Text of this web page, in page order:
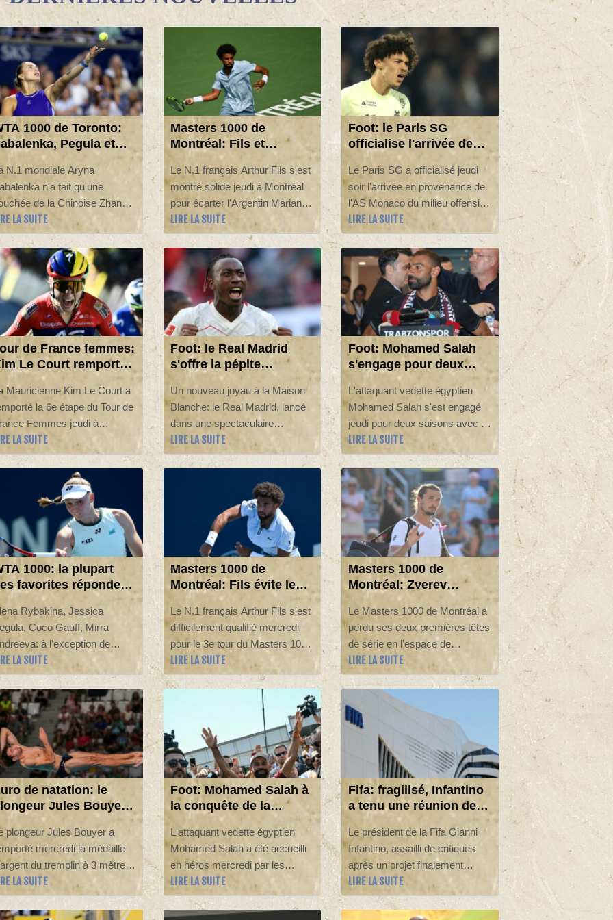
1000 de Toronto:
Pegula et
en contrôle
les 8es de finale
N.1 mondiale Aryna
n'a fait qu'une
de la Chinoise Zhang
(62e) 6-3, 6-4 pour se
en huitièmes de finale du
1000 de Toronto, un stade
Jessica Pegula (3e) et Iga
(8e) ont elles aussi
sans trop transpirer.
LA SUITE
Masters 1000 de
Montréal: Fils et
Rinderknech passent en
8es de finale
Le N.1 français Arthur Fils s'est
montré solide jeudi à Montréal
pour écarter l'Argentin Mariano
Navone et rejoindre les
huitièmes de finale du Masters
1000 du Canada, tout comme
Arthur Rinderknech qui a profité
de l'abandon de l'Américain
Frances Tiafoe.
LIRE LA SUITE
Foot: le Paris SG
officialise l'arrivée de
Maghnès Akliouche en
provenance de Monaco
Le Paris SG a officialisé jeudi
soir l'arrivée en provenance de
l'AS Monaco du milieu offensif
français Maghnès Akliouche,
qui s'engage avec le club de la
capitale jusqu'en 2031.
LIRE LA SUITE
de France femmes:
Le Court remporte
6e étape, Marlen
reste maillot
Mauricienne Kim Le Court a
la 6e étape du Tour de
Femmes jeudi à
sur-Rhône (Ardèche)
la Suissesse Marlen
a conservé le maillot
à la veille de l'étape reine
vendredi au sommet du
Ventoux.
LA SUITE
Foot: le Real Madrid
s'offre la pépite
ivoirienne Yan
Diomandé
Un nouveau joyau à la Maison
Blanche: le Real Madrid, lancé
dans une spectaculaire
reconstruction, a officialisé jeudi
l'arrivée de l'ailier ivoirien Yan
montant estimé à 140 millions
d'euros bonus compris, ce qui
en ferait la recrue la plus chère
de l'histoire du club.
LIRE LA SUITE
Foot: Mohamed Salah
s'engage pour deux
saisons avec
Trabzonspor
L'attaquant vedette égyptien
Mohamed Salah s'est engagé
jeudi pour deux saisons avec le
club turc de Trabzonspor, après
neuf saisons et autant de
trophées en Angleterre à
Liverpool.
LIRE LA SUITE
1000: la plupart
favorites répondent
au 2e tour
Rybakina, Jessica
Coco Gauff, Mirra
à l'exception de
Noskova, les favorites se
qualifiées mercredi plus ou
facilement pour les
de finale du WTA
de Toronto.
LA SUITE
Masters 1000 de
Montréal: Fils évite le
piège Svajda, Monfils
fait ses adieux
Le N.1 français Arthur Fils s'est
difficilement qualifié mercredi
pour le 3e tour du Masters 1000
de Montréal en battant
l'Américain Zachary Svajda 6-4,
3-6, 6-1, tandis que Gaël
Monfils a fait ses adieux au
tournoi canadien après sa
défaite contre Learner Tien.
LIRE LA SUITE
Masters 1000 de
Montréal: Zverev
éliminé, Auger-
Aliassime forfait
Le Masters 1000 de Montréal a
perdu ses deux premières têtes
de série en l'espace de
quelques heures mercredi,
lorsque l'Allemand Alexander
Zverev et le Canadien Félix
Auger-Aliassime ont tous deux
quitté le tableau.
LIRE LA SUITE
de natation: le
Jules Bouyer
d'argent au
à 3 m
plongeur Jules Bouyer a
mercredi la médaille
du tremplin à 3 mètres
offre ainsi à la France sa
médaille de la
aux Championnats
LA SUITE
Foot: Mohamed Salah à
la conquête de la
Turquie
L'attaquant vedette égyptien
Mohamed Salah a été accueilli
en héros mercredi par les
supporteurs du club turc de
Trabzonspor, prêt à lui offrir à 34
ans un nouveau défi et un
LIRE LA SUITE
Fifa: fragilisé, Infantino
a tenu une réunion de
crise au Maroc
Le président de la Fifa Gianni
Infantino, assailli de critiques
après un projet finalement
avorté d'ouverture de l'instance
mondiale aux investisseurs
privés, a tenu mercredi au
LIRE LA SUITE